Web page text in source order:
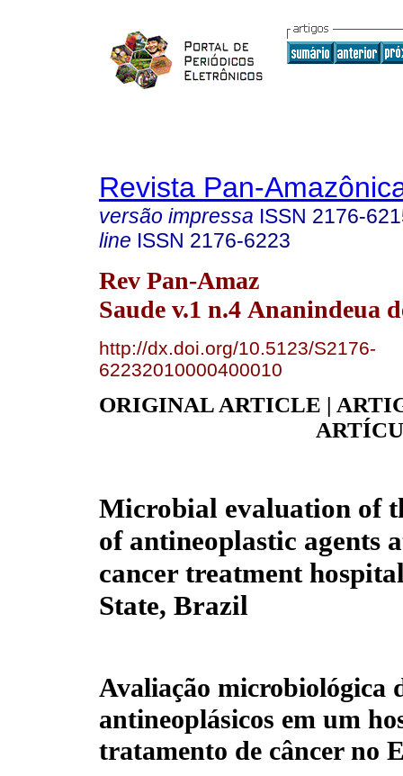
Revista Pan-
versão impressa ISSN 2176-
line ISSN 2176-6223
Rev Pan-Amaz
Saude v.1 n.4 Ananindeua
http://dx.doi.org/10.5123/S2176-
62232010000400010
ORIGINAL ARTICLE |
Microbial evaluation of
of antineoplastic agents
cancer treatment
State, Brazil
Avaliação microbiológica
antineoplásicos em um
tratamento de câncer no